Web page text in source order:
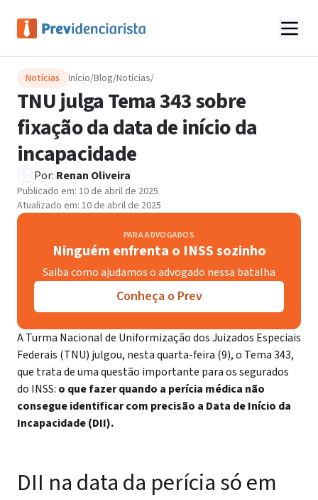
Notícias Início/Blog/Notícias/
TNU julga Tema 343 sobre
fixação da data de início da
incapacidade
Por: Renan Oliveira
Publicado em: 10 de abril de 2025
Atualizado em: 10 de abril de 2025
PARA ADVOGADOS
Ninguém enfrenta o INSS sozinho
Saiba como ajudamos o advogado nessa batalha
Conheça o Prev
A Turma Nacional de Uniformização dos Juizados Especiais
Federais (TNU) julgou, nesta quarta-feira (9), o Tema 343,
que trata de uma questão importante para os segurados
do INSS: o que fazer quando a perícia médica não
consegue identificar com precisão a Data de Início da
Incapacidade (DII).
DII na data da perícia só em